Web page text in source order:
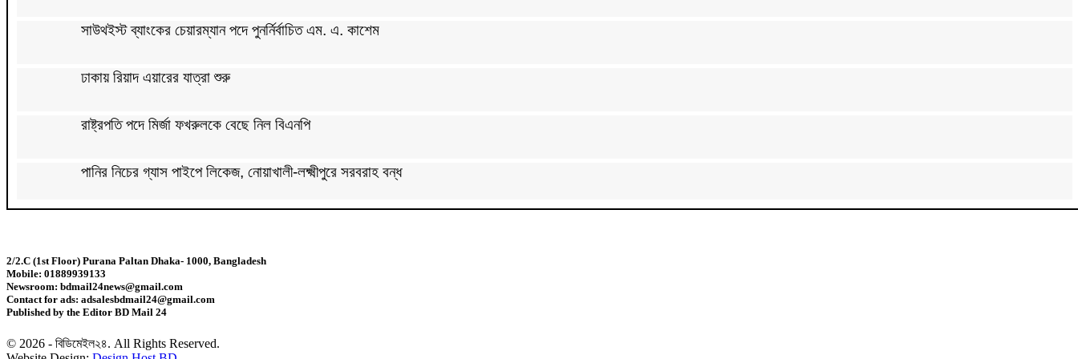
সাউথইস্ট ব্যাংকের চেয়ারম্যান পদে পুনর্নির্বাচিত এম. এ. কাশেম
ঢাকায় রিয়াদ এয়ারের যাত্রা শুরু
রাষ্ট্রপতি পদে মির্জা ফখরুলকে বেছে নিল বিএনপি
পানির নিচের গ্যাস পাইপে লিকেজ, নোয়াখালী-লক্ষ্মীপুরে সরবরাহ বন্ধ
সূচকের পতনে প্রথম দিনেই ৯৬৪ কোটি টাকার লেনদেন
ইসলামী অর্থায়ন ও ব্যাংকিংয়ে দক্ষ জনবল তৈরির তাগিদ
2/2.C (1st Floor) Purana Paltan Dhaka- 1000, Bangladesh
Mobile: 01889939133
Newsroom: bdmail24news@gmail.com
Contact for ads: adsalesbdmail24@gmail.com
Published by the Editor BD Mail 24
© 2026 - বিডিমেইল২৪. All Rights Reserved.